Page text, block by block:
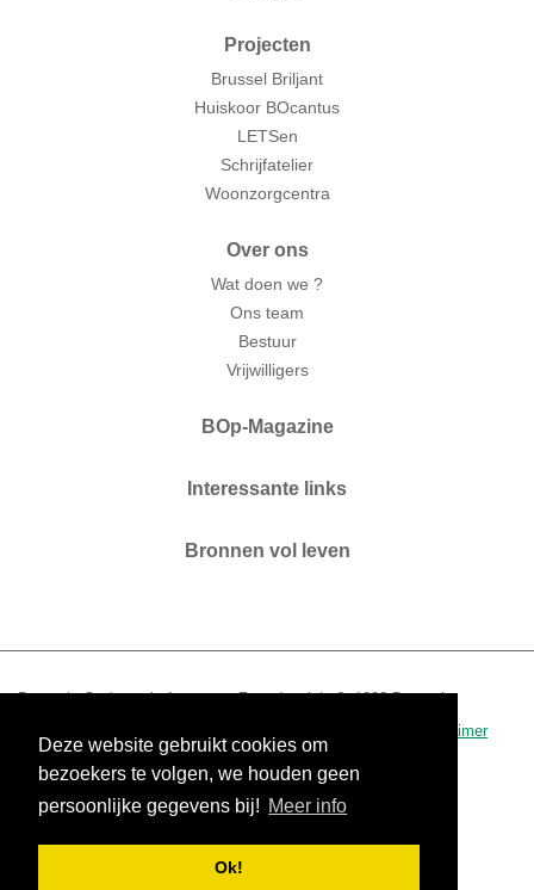
Deze website gebruikt cookies om
bezoekers te volgen, we houden geen
persoonlijke gegevens bij! Meer info
Ok!
Projecten
Brussel Briljant
Huiskoor BOcantus
LETSen
Schrijfatelier
Woonzorgcentra
Over ons
Wat doen we ?
Ons team
Bestuur
Vrijwilligers
BOp-Magazine
Interessante links
Bronnen vol leven
Brussels Ouderenplatform vzw. Zaterdagplein 6. 1000 Brussel.
disclaimer
0434.390.942 - RPR Brussel